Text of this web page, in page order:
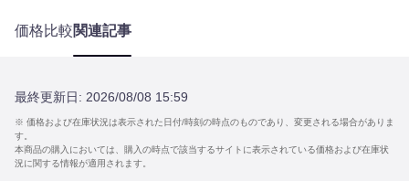
価格比較関連記事
最終更新日: 2026/08/08 15:59
※ 価格および在庫状況は表示された日付/時刻の時点のものであり、変更される場合がありま
す。
本商品の購入においては、購入の時点で該当するサイトに表示されている価格および在庫状
況に関する情報が適用されます。